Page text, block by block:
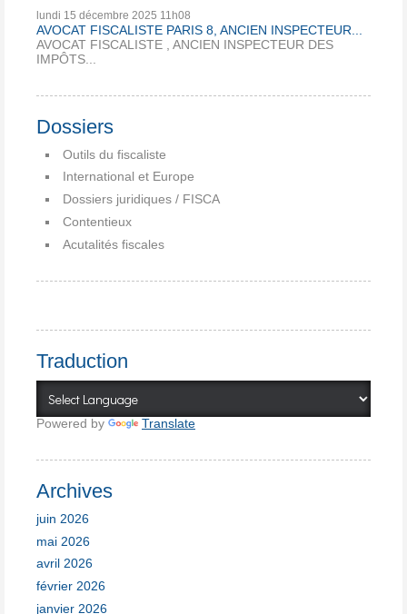
lundi 15 décembre 2025 11h08
AVOCAT FISCALISTE PARIS 8, ANCIEN INSPECTEUR...
AVOCAT FISCALISTE , ANCIEN INSPECTEUR DES
IMPÔTS...
Dossiers
Outils du fiscaliste
International et Europe
Dossiers juridiques / FISCA
Contentieux
Acutalités fiscales
Traduction
Powered by Translate
Archives
juin 2026
mai 2026
avril 2026
février 2026
janvier 2026